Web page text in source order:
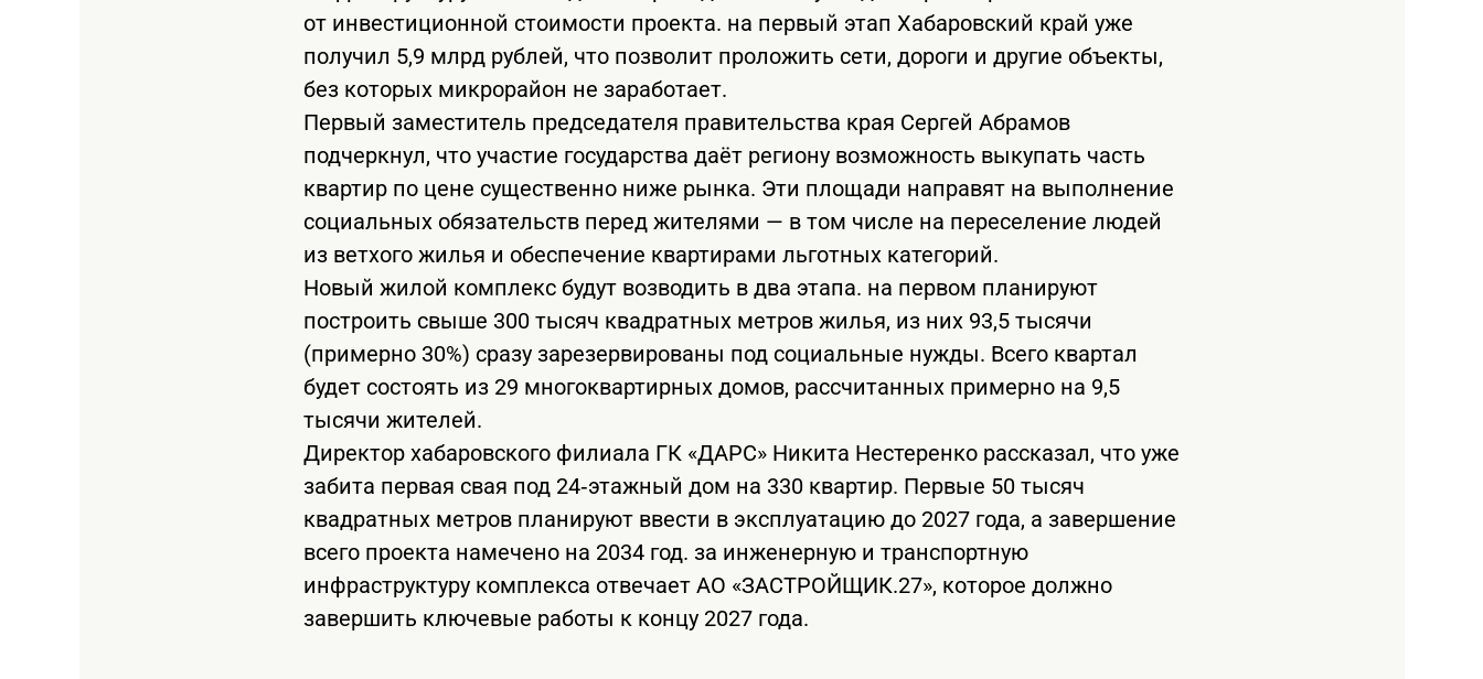
от инвестиционной стоимости проекта. на первый этап Хабаровский край уже
получил 5,9 млрд рублей, что позволит проложить сети, дороги и другие объекты,
без которых микрорайон не заработает.
Первый заместитель председателя правительства края Сергей Абрамов
подчеркнул, что участие государства даёт региону возможность выкупать часть
квартир по цене существенно ниже рынка. Эти площади направят на выполнение
социальных обязательств перед жителями — в том числе на переселение людей
из ветхого жилья и обеспечение квартирами льготных категорий.
Новый жилой комплекс будут возводить в два этапа. на первом планируют
построить свыше 300 тысяч квадратных метров жилья, из них 93,5 тысячи
(примерно 30%) сразу зарезервированы под социальные нужды. Всего квартал
будет состоять из 29 многоквартирных домов, рассчитанных примерно на 9,5
тысячи жителей.
Директор хабаровского филиала ГК «ДАРС» Никита Нестеренко рассказал, что уже
забита первая свая под 24‑этажный дом на 330 квартир. Первые 50 тысяч
квадратных метров планируют ввести в эксплуатацию до 2027 года, а завершение
всего проекта намечено на 2034 год. за инженерную и транспортную
инфраструктуру комплекса отвечает АО «ЗАСТРОЙЩИК.27», которое должно
завершить ключевые работы к концу 2027 года.